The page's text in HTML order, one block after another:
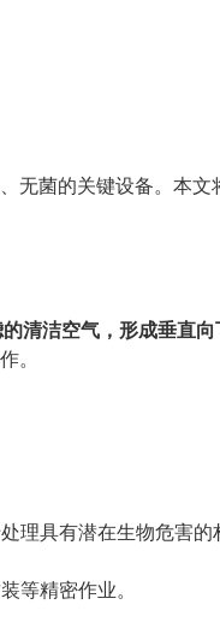
菌的关键设备。本文
清洁空气，形成垂直
。
具有潜在生物危害的
等精密作业。